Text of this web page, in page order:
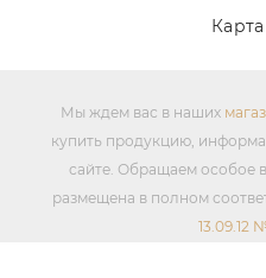
Мы ждем вас в наших
купить продукцию,
сайте. Обращаем особое
размещена в полном
13.09.12